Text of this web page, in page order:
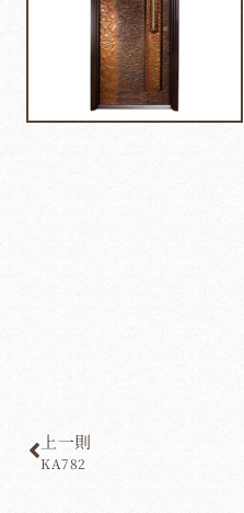
上一則
KA782